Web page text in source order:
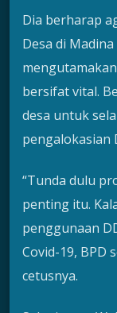
Dia berharap
Desa di
bersifat vital.
desa untuk
pengalokasian
“Tunda dulu
penting itu.
penggunaan
Covid-19, BPD
cetusnya.